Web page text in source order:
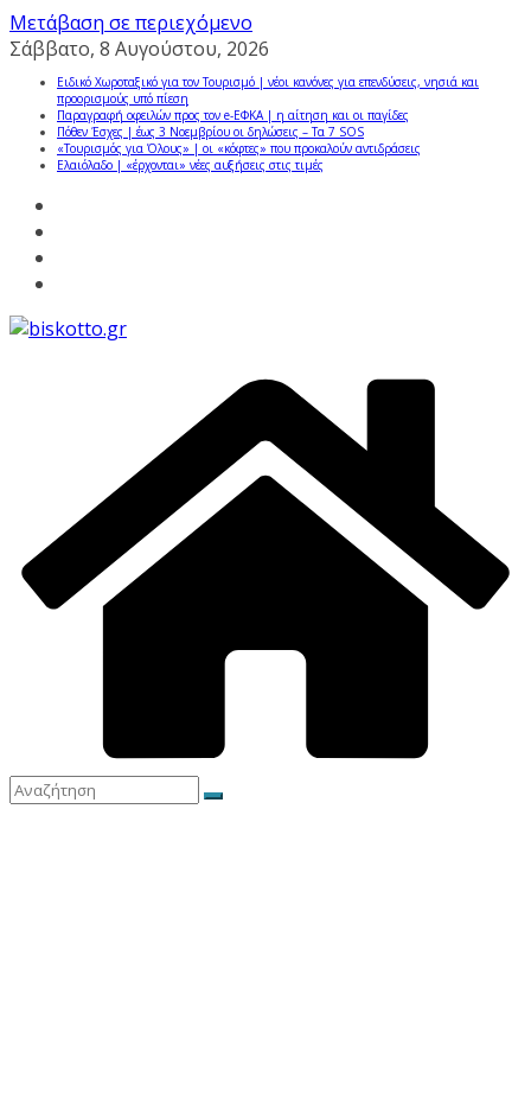
Μετάβαση σε περιεχόμενο
Σάββατο, 8 Αυγούστου, 2026
Ειδικό Χωροταξικό για τον Τουρισμό | νέοι κανόνες για επενδύσεις, νησιά και
προορισμούς υπό πίεση
Παραγραφή οφειλών προς τον e-ΕΦΚΑ | η αίτηση και οι παγίδες
Πόθεν Έσχες | έως 3 Νοεμβρίου οι δηλώσεις – Τα 7 SOS
«Τουρισμός για Όλους» | οι «κόφτες» που προκαλούν αντιδράσεις
Ελαιόλαδο | «έρχονται» νέες αυξήσεις στις τιμές